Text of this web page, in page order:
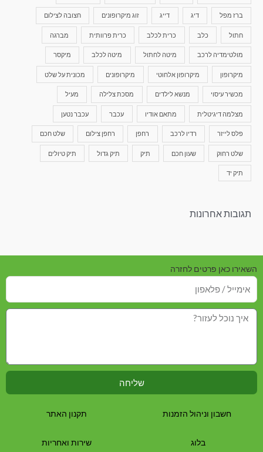
ברז מפל דיג דייג זוג מיקרופונים חצובה לצילום
חתול כלב כרית לכלב כרית פרוותית מברגה
מולטימדיה לרכב מיטה לחתול מיטה לכלב מיקסר
מיקרופון מיקרופון אלחוטי מיקרופונים מכונית על שלט
מכשיר עיסוי מנשא לילדים מסכת צלילה מעיל
מצלמה דיגיטלית מתאם אודיו עכבר עכבר נטען
פלס לייזר רדיו לרכב רחפן רחפן צילום שלט חכם
שלט רחוק שעון חכם תיק תיק גדול תיק טיולים
תיק יד
תגובות אחרונות
השאירו כאן פרטים לחזרה
שליחה
חשבון וניהול הזמנות
בלוג
תקנון האתר
שירות ואחריות